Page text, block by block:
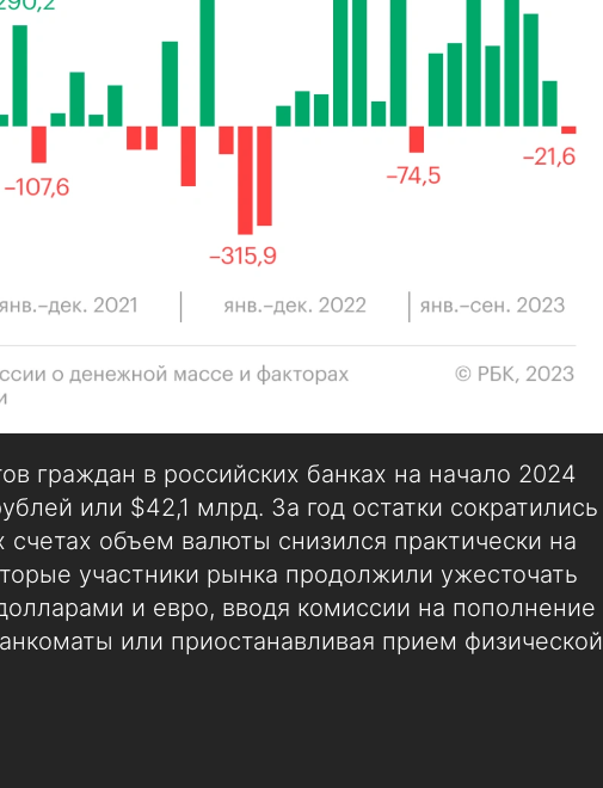
граждан в российских банках на начало 2024
или $42,1 млрд. За год остатки сократились
счетах объем валюты снизился практически на
участники рынка продолжили ужесточать
и евро, вводя комиссии на пополнение
или приостанавливая прием физической